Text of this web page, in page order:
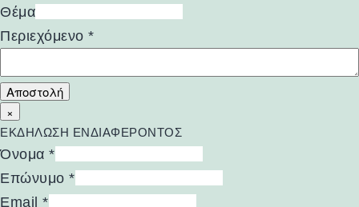
Θέμα
Περιεχόμενο *
Αποστολή
×
ΕΚΔΗΛΩΣΗ ΕΝΔΙΑΦΕΡΟΝΤΟΣ
Όνομα *
Επώνυμο *
Email *